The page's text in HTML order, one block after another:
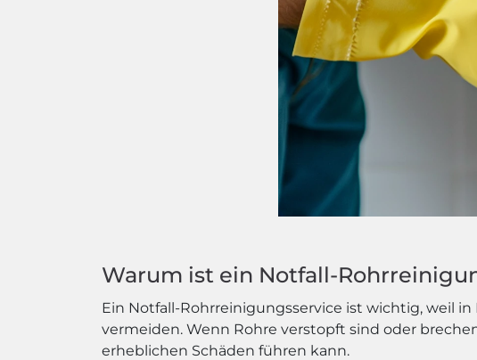
Warum ist ein Notfall-
Ein Notfall-Rohrreinigungsservice ist wichtig, weil
vermeiden. Wenn Rohre verstopft sind oder
erheblichen Schäden führen kann.